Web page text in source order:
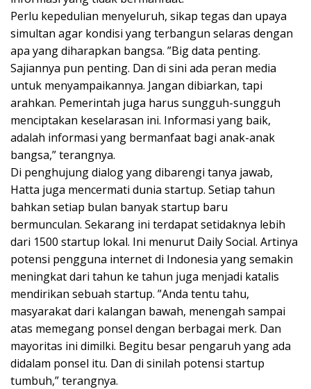
Perlu kepedulian menyeluruh, sikap tegas dan upaya
simultan agar kondisi yang terbangun selaras dengan
apa yang diharapkan bangsa. ”Big data penting.
Sajiannya pun penting. Dan di sini ada peran media
untuk menyampaikannya. Jangan dibiarkan, tapi
arahkan. Pemerintah juga harus sungguh-sungguh
menciptakan keselarasan ini. Informasi yang baik,
adalah informasi yang bermanfaat bagi anak-anak
bangsa,” terangnya.
Di penghujung dialog yang dibarengi tanya jawab,
Hatta juga mencermati dunia startup. Setiap tahun
bahkan setiap bulan banyak startup baru
bermunculan. Sekarang ini terdapat setidaknya lebih
dari 1500 startup lokal. Ini menurut Daily Social. Artinya
potensi pengguna internet di Indonesia yang semakin
meningkat dari tahun ke tahun juga menjadi katalis
mendirikan sebuah startup. ”Anda tentu tahu,
masyarakat dari kalangan bawah, menengah sampai
atas memegang ponsel dengan berbagai merk. Dan
mayoritas ini dimilki. Begitu besar pengaruh yang ada
didalam ponsel itu. Dan di sinilah potensi startup
tumbuh,” terangnya.